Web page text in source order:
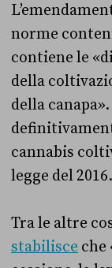
norme
contiene le
della
della
cannabis
legge del
Tra le altre
stabilisce che